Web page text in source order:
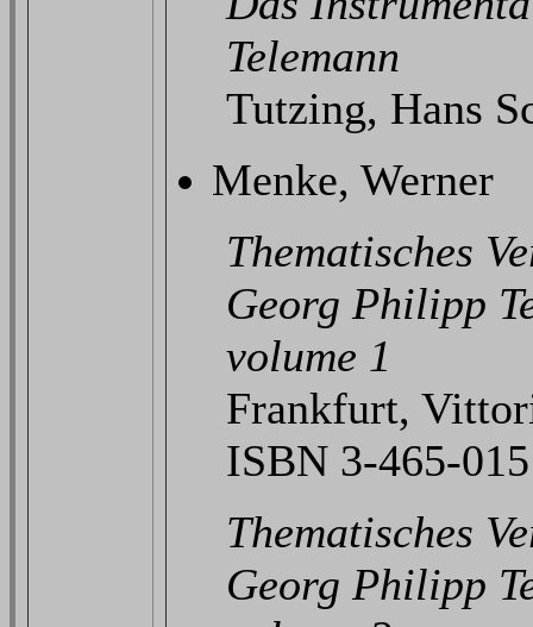
Telemann
Tutzing, Hans
Menke, Werner
Thematisches
Georg Philipp
volume 1
Frankfurt,
ISBN 3-465-
Thematisches
Georg Philipp